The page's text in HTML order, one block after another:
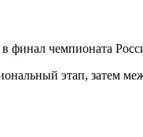
финал чемпионата
этап, затем